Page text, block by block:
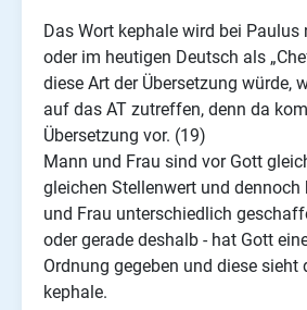
Das Wort kephale wird bei Paulus
oder im heutigen Deutsch als
diese Art der Übersetzung würde,
auf das AT zutreffen, denn da
Übersetzung vor. (19)
Mann und Frau sind vor Gott
gleichen Stellenwert und dennoch
und Frau unterschiedlich
oder gerade deshalb - hat Gott
Ordnung gegeben und diese sieht
kephale.